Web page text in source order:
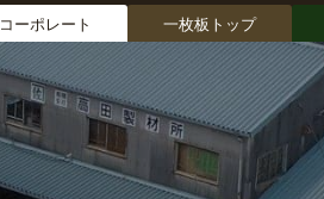
コーポレート 一枚板トップ